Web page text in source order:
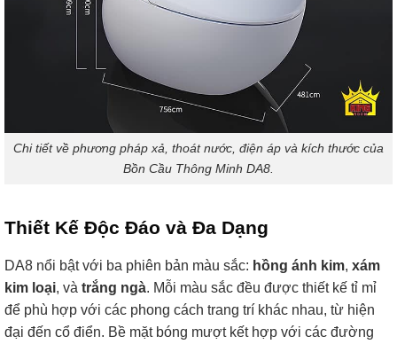
Chi tiết về phương pháp xả, thoát nước, điện áp và kích thước của
Bồn Cầu Thông Minh DA8.
Thiết Kế Độc Đáo và Đa Dạng
DA8 nổi bật với ba phiên bản màu sắc: hồng ánh kim, xám
kim loại, và trắng ngà. Mỗi màu sắc đều được thiết kế tỉ mỉ
để phù hợp với các phong cách trang trí khác nhau, từ hiện
đại đến cổ điển. Bề mặt bóng mượt kết hợp với các đường